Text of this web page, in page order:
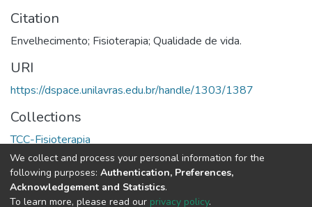
Citation
Envelhecimento; Fisioterapia; Qualidade de vida.
URI
https://dspace.unilavras.edu.br/handle/1303/1387
Collections
TCC-Fisioterapia
Full item page
We collect and process your personal information for the
following purposes: Authentication, Preferences,
Acknowledgement and Statistics.
To learn more, please read our privacy policy.